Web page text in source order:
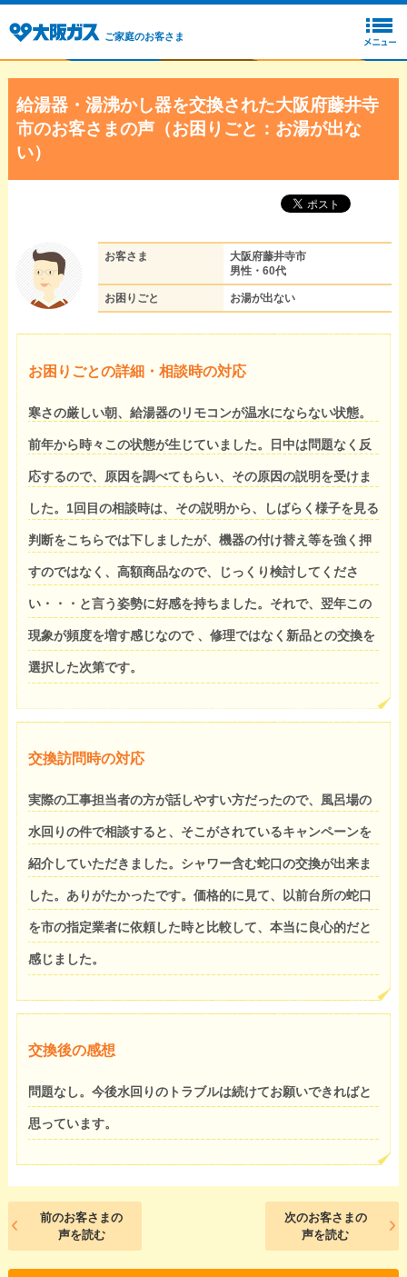
ご家庭のお客さま
給湯器・湯沸かし器を交換された大阪府藤井寺
市のお客さまの声（お困りごと：お湯が出な
い）
お客さま
大阪府藤井寺市
男性・60代
お困りごと お湯が出ない
お困りごとの詳細・相談時の対応
寒さの厳しい朝、給湯器のリモコンが温水にならない状態。
前年から時々この状態が生じていました。日中は問題なく反
応するので、原因を調べてもらい、その原因の説明を受けま
した。1回目の相談時は、その説明から、しばらく様子を見る
判断をこちらでは下しましたが、機器の付け替え等を強く押
すのではなく、高額商品なので、じっくり検討してくださ
い・・・と言う姿勢に好感を持ちました。それで、翌年この
現象が頻度を増す感じなので 、修理ではなく新品との交換を
選択した次第です。
交換訪問時の対応
実際の工事担当者の方が話しやすい方だったので、風呂場の
水回りの件で相談すると、そこがされているキャンペーンを
紹介していただきました。シャワー含む蛇口の交換が出来ま
した。ありがたかったです。価格的に見て、以前台所の蛇口
を市の指定業者に依頼した時と比較して、本当に良心的だと
感じました。
交換後の感想
問題なし。今後水回りのトラブルは続けてお願いできればと
思っています。
前のお客さまの
声を読む
次のお客さまの
声を読む